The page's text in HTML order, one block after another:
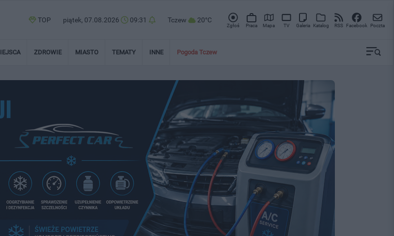
TOP piątek, 07.08.2026 09:31 Tczew 20°C
Zgłoś Praca Mapa TV Galeria Katalog RSS Facebook Poczta
ZDROWIE MIASTO TEMATY INNE Pogoda Tczew